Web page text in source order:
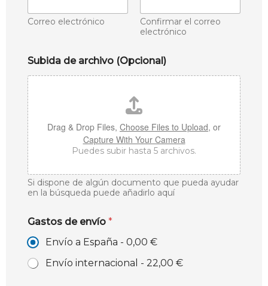
Correo electrónico
Confirmar el correo
electrónico
Subida de archivo (Opcional)
Drag & Drop Files, Choose Files to Upload, or
Capture With Your Camera
Puedes subir hasta 5 archivos.
Si dispone de algún documento que pueda ayudar
en la búsqueda puede añadirlo aquí
Gastos de envío *
Envío a España - 0,00 €
Envío internacional - 22,00 €